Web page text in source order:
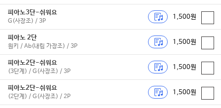
피아노3단-쉬워요
G(사장조) / 3P
1,500원
피아노 2단
원키 / Ab(내림 가장조) / 3P
1,500원
피아노2단-쉬워요
(3단계) / G(사장조) / 3P
1,500원
피아노2단-쉬워요
(2단계) / G(사장조) / 2P
1,500원